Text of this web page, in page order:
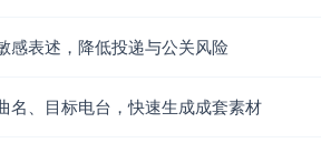
感表述，降低投递与公关风险
名、目标电台，快速生成成套素材